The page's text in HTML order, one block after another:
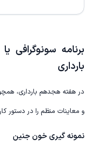
برنامه
بارداری
در هفته هجدهم بارداری،
و معاینات منظم را در دستور
نمونه گیری خون جنین